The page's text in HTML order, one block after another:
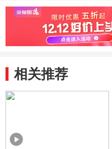
季） 好朋友
季
头
相关推荐